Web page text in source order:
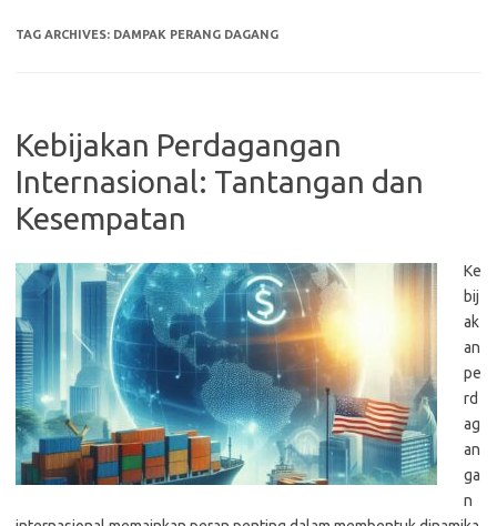
TAG ARCHIVES: DAMPAK PERANG DAGANG
Kebijakan Perdagangan
Internasional: Tantangan dan
Kesempatan
Ke
bij
ak
an
pe
rd
ag
an
ga
n